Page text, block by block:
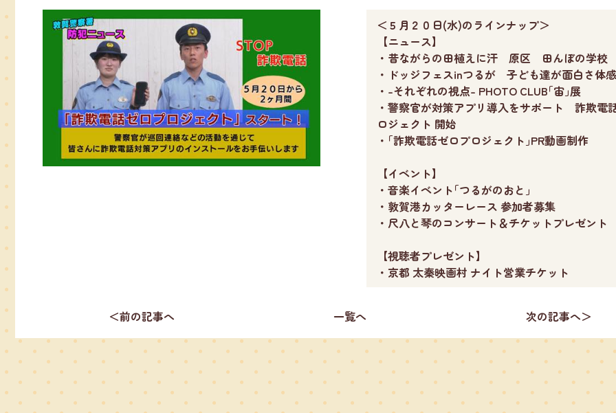
＜５月２０日(水)のラインナップ＞
【ニュース】
・昔ながらの田植えに汗 原区 田んぼの学校
・ドッジフェスinつるが 子ども達が面白さ体感
・-それぞれの視点- PHOTO CLUB｢宙｣展
・警察官が対策アプリ導入をサポート 詐欺電
ロジェクト 開始
・｢詐欺電話ゼロプロジェクト｣PR動画制作
【イベント】
・音楽イベント｢つるがのおと｣
・敦賀港カッターレース 参加者募集
・尺八と琴のコンサート＆チケットプレゼント
【視聴者プレゼント】
・京都 太秦映画村 ナイト営業チケット
＜前の記事へ 一覧へ 次の記事へ＞